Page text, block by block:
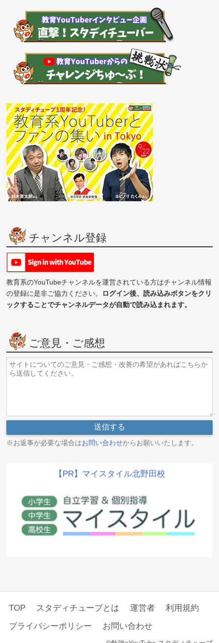
チャンネル登録
教育系のYouTubeチャンネルを運営されている方はチャンネル情報
の登録に是非ご協力ください。 ログイン後、読み込みボタンをクリ
ックすることでチャンネルデータが自動で読み込まれます。
ご意見・ご感想
※お返事が必要な場合はお問い合わせからお願いいたします。
【PR】マイスタイル北野田校
TOP スタディチューブとは 運営者
利用規約
プライバシーポリシー
お問い合わせ